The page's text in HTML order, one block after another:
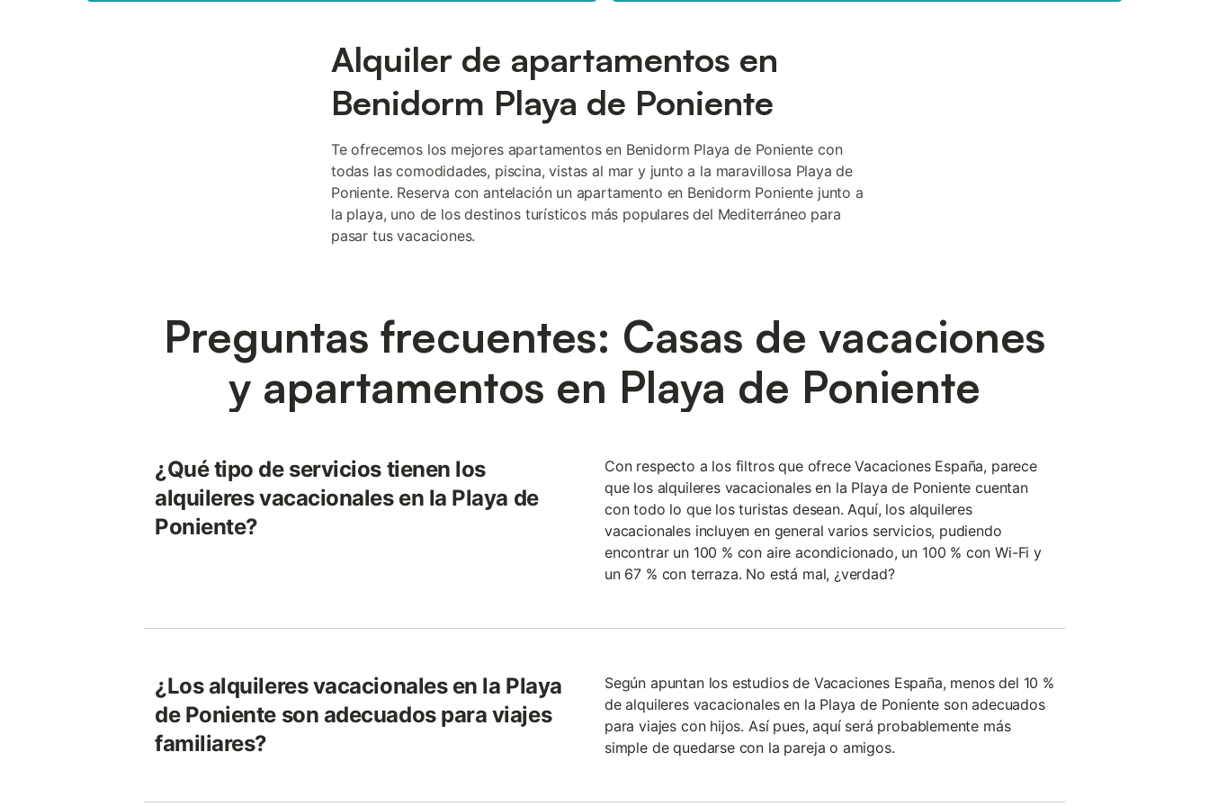
Alquiler de apartamentos en
Benidorm Playa de Poniente
Te ofrecemos los mejores apartamentos en Benidorm Playa de Poniente con
todas las comodidades, piscina, vistas al mar y junto a la maravillosa Playa de
Poniente. Reserva con antelación un apartamento en Benidorm Poniente junto a
la playa, uno de los destinos turísticos más populares del Mediterráneo para
pasar tus vacaciones.
Preguntas frecuentes: Casas de vacaciones
y apartamentos en Playa de Poniente
¿Qué tipo de servicios tienen los
alquileres vacacionales en la Playa de
Poniente?
Con respecto a los filtros que ofrece Vacaciones España, parece
que los alquileres vacacionales en la Playa de Poniente cuentan
con todo lo que los turistas desean. Aquí, los alquileres
vacacionales incluyen en general varios servicios, pudiendo
encontrar un 100 % con aire acondicionado, un 100 % con Wi-Fi y
un 67 % con terraza. No está mal, ¿verdad?
¿Los alquileres vacacionales en la Playa
de Poniente son adecuados para viajes
familiares?
Según apuntan los estudios de Vacaciones España, menos del 10 %
de alquileres vacacionales en la Playa de Poniente son adecuados
para viajes con hijos. Así pues, aquí será probablemente más
simple de quedarse con la pareja o amigos.